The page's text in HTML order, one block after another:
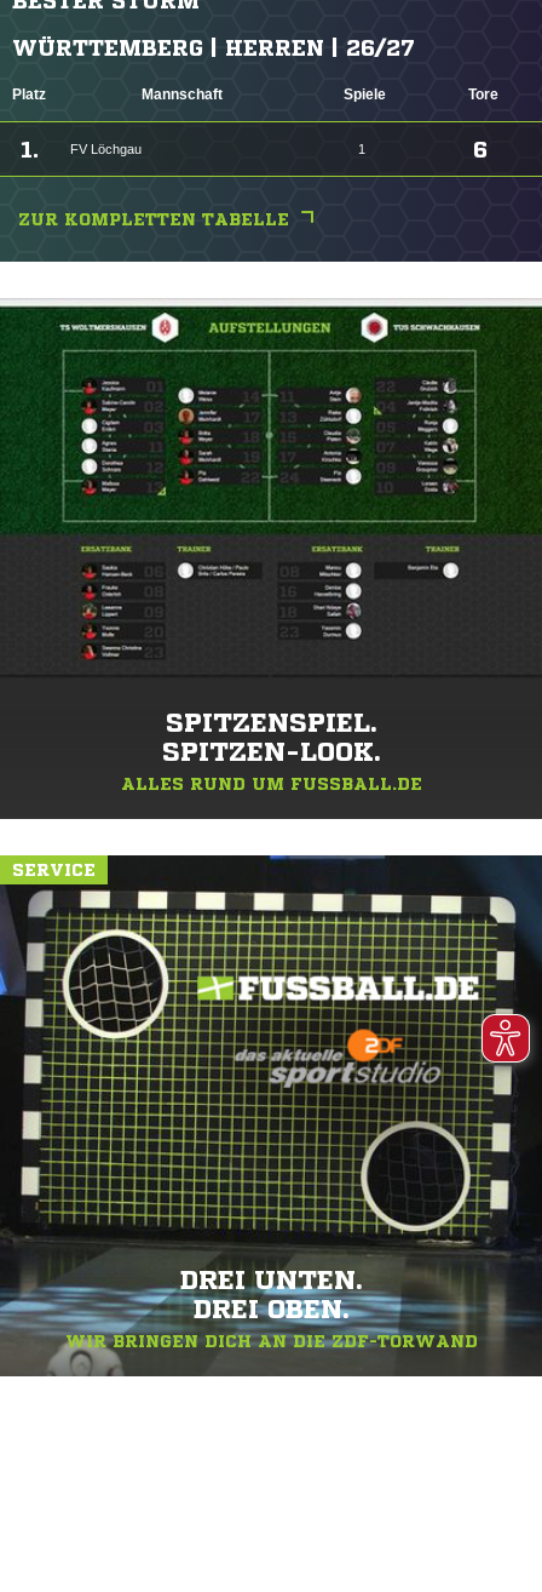
WÜRTTEMBERG | HERREN | 26/27
Platz Mannschaft Spiele Tore
1. FV Löchgau 1 6
ZUR KOMPLETTEN TABELLE
SPITZENSPIEL.
SPITZEN-LOOK.
ALLES RUND UM FUSSBALL.DE
SERVICE
DREI UNTEN.
DREI OBEN.
WIR BRINGEN DICH AN DIE ZDF-TORWAND